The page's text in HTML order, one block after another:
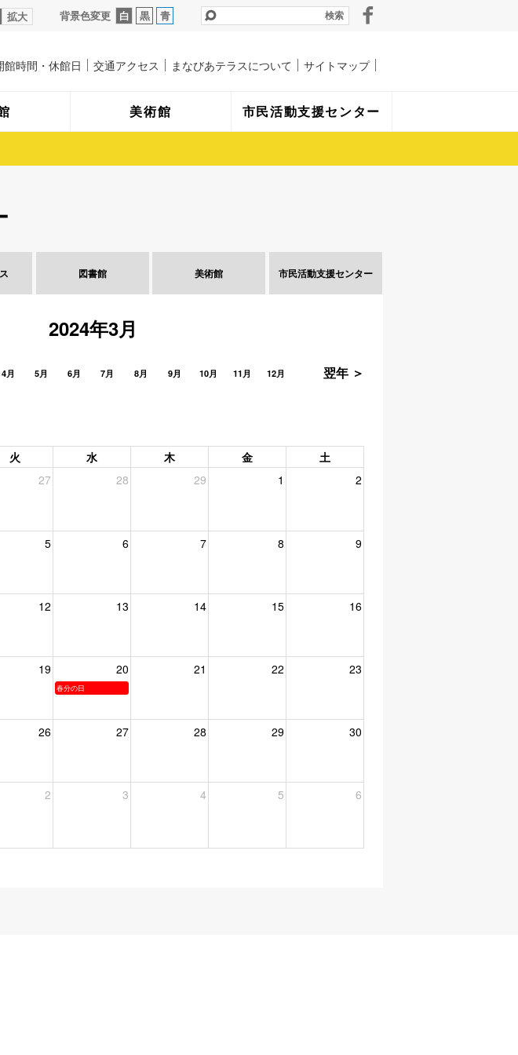
拡大 背景色変更 白 黒 青
美術館 市民活動支援センター
館時間・休館日 交通アクセス まなびあテラスについて サイトマップ
図書館 美術館 市民活動支援センター
2024年3月
翌年 ＞
4月 5月 6月 7月 8月 9月 10月 11月 12月
火 水 木 金
土
27 28 29 1 2
5 6 7 8 9
12 13 14 15 16
19 20 21 22 23
春分の日
26 27 28 29 30
2 3 4 5 6